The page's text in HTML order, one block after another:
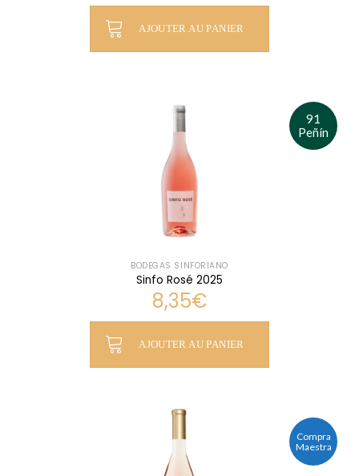
AJOUTER AU PANIER
91
Peñín
BODEGAS SINFORIANO
Sinfo Rosé 2025
8,35€
AJOUTER AU PANIER
Compra
Maestra